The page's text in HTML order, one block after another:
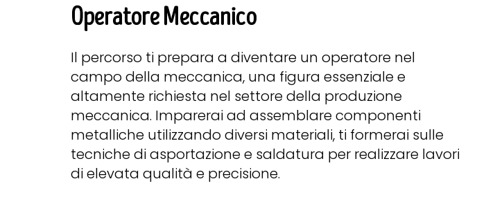
Operatore Meccanico
Il percorso ti prepara a diventare un operatore nel
campo della meccanica, una figura essenziale e
altamente richiesta nel settore della produzione
meccanica. Imparerai ad assemblare componenti
metalliche utilizzando diversi materiali, ti formerai sulle
tecniche di asportazione e saldatura per realizzare lavori
di elevata qualità e precisione.